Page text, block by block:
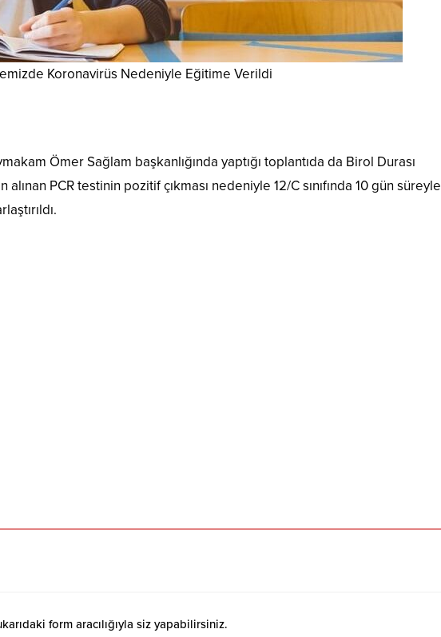
Koronavirüs Nedeniyle Eğitime Verildi
Ömer Sağlam başkanlığında yaptığı toplantıda da Birol Durası
PCR testinin pozitif çıkması nedeniyle 12/C sınıfında 10 gün süreyle
form aracılığıyla siz yapabilirsiniz.